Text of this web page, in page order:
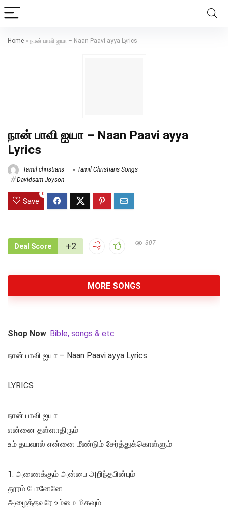
Home » நான் பாவி ஐயா – Naan Paavi ayya Lyrics
நான் பாவி ஐயா – Naan Paavi ayya
Lyrics
Tamil christians
Tamil Christians Songs
Davidsam Joyson
Save
0
Deal Score +2 307
MORE SONGS
Shop Now: Bible, songs & etc
நான் பாவி ஐயா – Naan Paavi ayya Lyrics
LYRICS
நான் பாவி ஐயா
என்னை தள்ளாதிரும்
உம் தயவால் என்னை மீண்டும் சேர்த்துக்கொள்ளும்
1. அணைக்கும் அன்பை அறிந்தபின்பும்
தூரம் போனேனே
அழைத்தவரே உம்மை மிகவும்